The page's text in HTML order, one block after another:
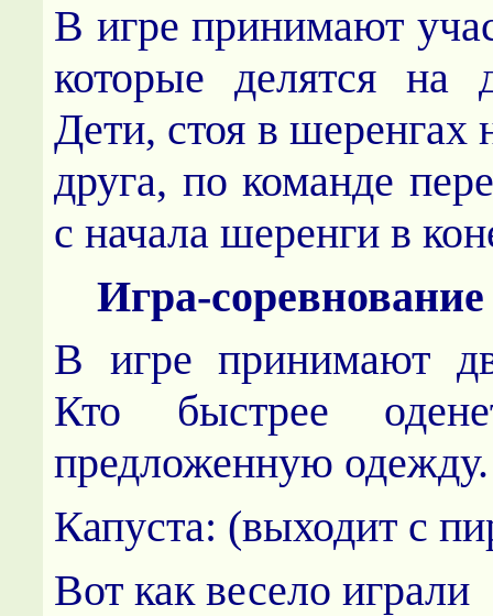
В игре принимают
которые делятся на
Дети, стоя в шеренгах
друга, по команде
с начала шеренги в
Игра-
В игре принимают
Кто быстрее
предложенную одежду.
Капуста: (выходит с
Вот как весело играли